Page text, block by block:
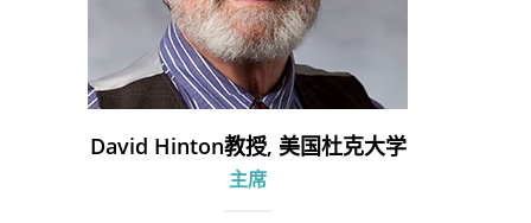
David Hinton教授, 美国杜克大学
主席